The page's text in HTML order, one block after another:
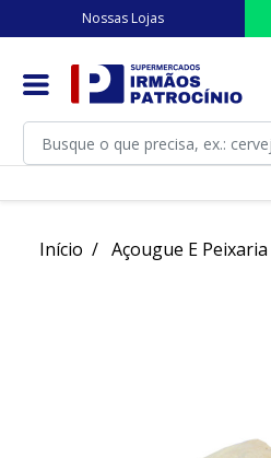
Nossas Lojas
Início Açougue E Peixaria